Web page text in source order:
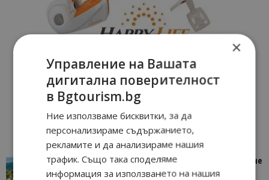
“Пощенска картичка от…”: Петрич – Изживяване
отвъд очакваното
×
Управление на Вашата
дигитална поверителност
в Bgtourism.bg
Ние използваме бисквитки, за да
персонализираме съдържанието,
рекламите и да анализираме нашия
трафик. Също така споделяме
информация за използването на нашия